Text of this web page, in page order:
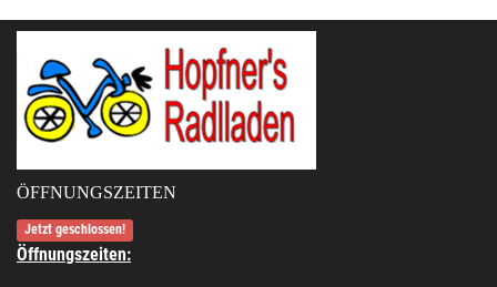
ÖFFNUNGSZEITEN
Jetzt geschlossen!
Öffnungszeiten: